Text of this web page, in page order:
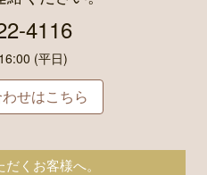
4116
(平日)
せはこちら
くお客様へ。